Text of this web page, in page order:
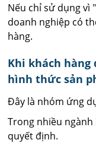
Nếu chỉ sử dụng vì
doanh nghiệp có
hàng.
Khi khách
hình thức sản
Đây là nhóm ứng
Trong nhiều
quyết định.